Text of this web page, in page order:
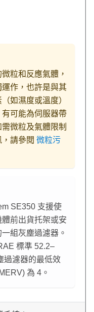
粒和反應氣體，
作，也許是與其
如濕度或溫度）
可能為伺服器帶
微粒及氣體限制
請參閱 微粒污
SE350 支援使
前出貨托架或安
組灰塵過濾器。
標準 52.2–
過濾器的最低效
為 4。